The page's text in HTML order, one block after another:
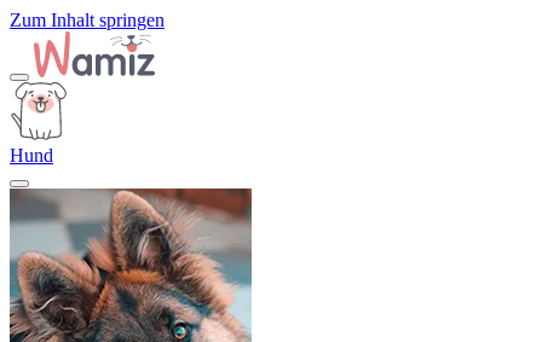
Zum Inhalt springen
Hund